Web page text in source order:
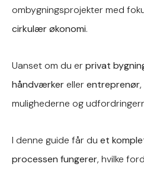
ombygningsprojekter med
cirkulær økonomi.
Uanset om du erprivat
håndværkerellerentreprenør
mulighederne og
I denne guide får du et
processen fungerer, hvilke